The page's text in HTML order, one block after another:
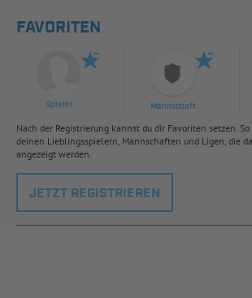
FAVORITEN
Spieler Mannschaft
Nach der Registrierung kannst du dir Favoriten setzen.
deinen Lieblingsspielern, Mannschaften und Ligen, die
angezeigt werden.
JETZT REGISTRIEREN